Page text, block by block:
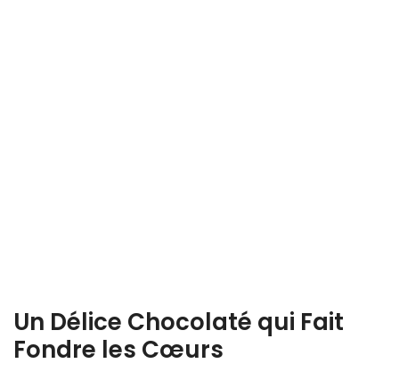
Un Délice Chocolaté qui Fait
Fondre les Cœurs